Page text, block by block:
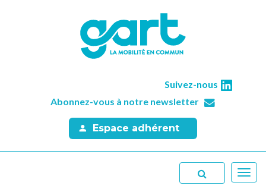
Suivez-nous
Abonnez-vous à notre newsletter
Espace adhérent